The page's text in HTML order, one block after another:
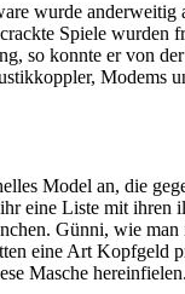
wurde anderweitig
Spiele wurden
so konnte er von
Modems
Model an, die
eine Liste mit ihren
Günni, wie
eine Art Kopfgeld
Masche hereinfielen.